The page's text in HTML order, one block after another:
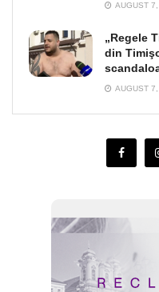
AUGUST
„Regele
din
AUGUST